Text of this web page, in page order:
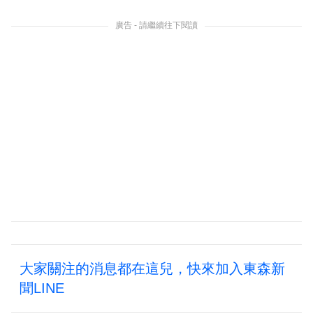
廣告 - 請繼續往下閱讀
大家關注的消息都在這兒，快來加入東森新
聞LINE